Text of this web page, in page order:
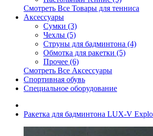
Смотреть Все Товары для тенниса
Аксессуары
Сумки (3)
Чехлы (5)
Струны для бадминтона (4)
Обмотка для ракетки (5)
Прочее (6)
Смотреть Все Аксессуары
Спортивная обувь
Специальное оборудование
Ракетка для бадминтона LUX-V